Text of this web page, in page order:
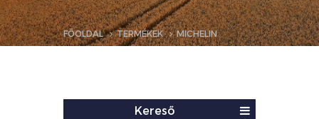
FŐOLDAL TERMÉKEK MICHELIN
Kereső